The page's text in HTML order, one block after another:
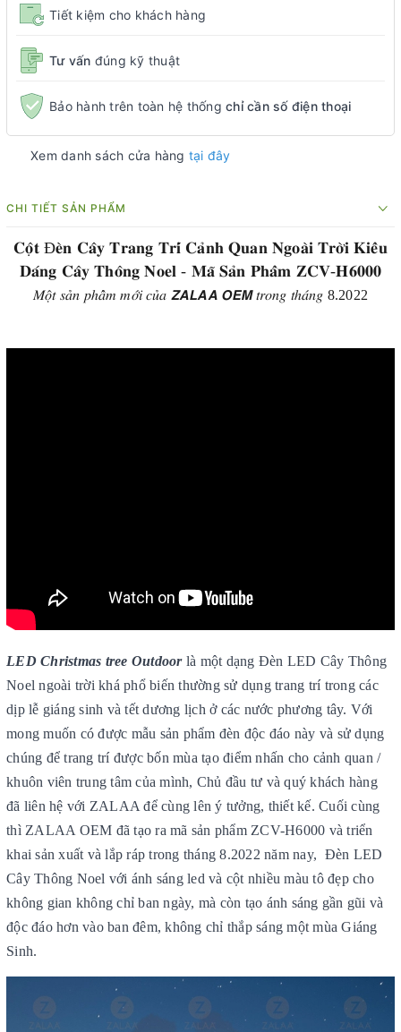
Tiết kiệm cho khách hàng
Tư vấn đúng kỹ thuật
Bảo hành trên toàn hệ thống chỉ cần số điện thoại
Xem danh sách cửa hàng tại đây
CHI TIẾT SẢN PHẨM
𝐂𝐨̣̂𝐭 Đ𝐞̀𝐧 𝐂𝐚̂𝐲 𝐓𝐫𝐚𝐧𝐠 𝐓𝐫𝐢́ 𝐂𝐚̉𝐧𝐡 𝐐𝐮𝐚𝐧 𝐍𝐠𝐨𝐚̀𝐢 𝐓𝐫𝐨̛̀𝐢 𝐊𝐢𝐞̂̉𝐮
𝐃𝐚́𝐧𝐠 𝐂𝐚̂𝐲 𝐓𝐡𝐨̂𝐧𝐠 𝐍𝐨𝐞𝐥 - 𝐌𝐚̃ 𝐒𝐚̉𝐧 𝐏𝐡𝐚̂̉𝐦 𝐙𝐂𝐕-𝐇𝟔𝟎𝟎𝟎
𝑀𝑜̣̂𝑡 𝑠𝑎̉𝑛 𝑝ℎ𝑎̂̉𝑚 𝑚𝑜̛́𝑖 𝑐𝑢̉𝑎 𝙕𝘼𝙇𝘼𝘼 𝙊𝙀𝙈 𝑡𝑟𝑜𝑛𝑔 𝑡ℎ𝑎́𝑛𝑔 8.2022
LED Christmas tree Outdoorlà một dạng Đèn LED Cây Thông
Noel ngoài trời khá phổ biến thường sử dụng trang trí trong các
dịp lễ giáng sinh và tết dương lịch ở các nước phương tây. Với
mong muốn có được mẫu sản phẩm đèn độc đáo này và sử dụng
chúng để trang trí được bốn mùa tạo điểm nhấn cho cảnh quan /
khuôn viên trung tâm của mình, Chủ đầu tư và quý khách hàng
đã liên hệ với ZALAA để cùng lên ý tưởng, thiết kế. Cuối cùng
thì ZALAA OEM đã tạo ra mã sản phẩm ZCV-H6000 và triển
khai sản xuất và lắp ráp trong tháng 8.2022 năm nay, Đèn LED
Cây Thông Noel với ánh sáng led và cột nhiều màu tô đẹp cho
không gian không chỉ ban ngày, mà còn tạo ánh sáng gần gũi và
độc đáo hơn vào ban đêm, không chỉ thắp sáng một mùa Giáng
Sinh.